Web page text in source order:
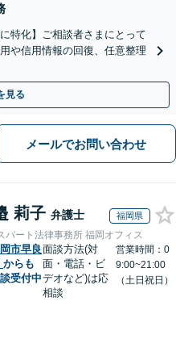
特化】ご相談者さまにとって
や信用情報の回復、任意整理
見る
メールでお問い合わせ
莉子 弁護士 福岡県
パート法律事務所 福岡オフィス
市早良
からも
受付中
面談方法(対
面・電話・ビ
デオなど)は応
相談
営業時間：0
9:00~21:00
（土日祝日）